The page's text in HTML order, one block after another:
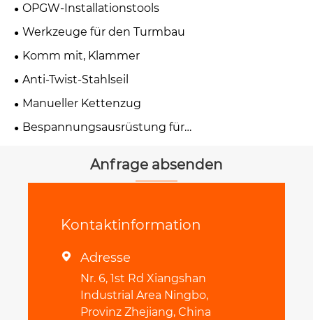
OPGW-Installationstools
Werkzeuge für den Turmbau
Komm mit, Klammer
Anti-Twist-Stahlseil
Manueller Kettenzug
Bespannungsausrüstung für
Anfrage absenden
Kontaktinformation
 Adresse
Nr. 6, 1st Rd Xiangshan
Industrial Area Ningbo,
Provinz Zhejiang, China